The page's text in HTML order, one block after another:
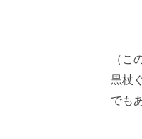
（こ
黒杖
でも